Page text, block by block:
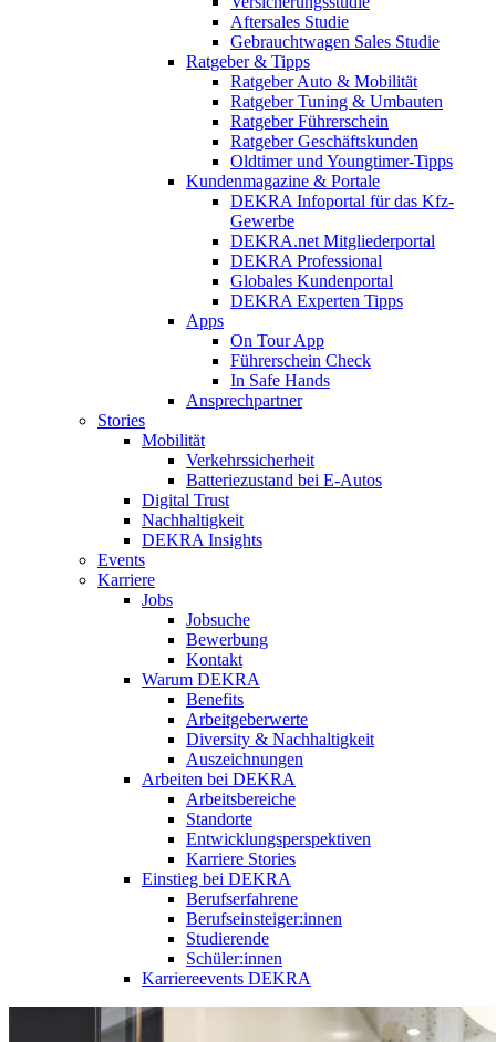
Aftersales Studie
Gebrauchtwagen Sales Studie
Ratgeber & Tipps
Ratgeber Auto & Mobilität
Ratgeber Tuning & Umbauten
Ratgeber Führerschein
Ratgeber Geschäftskunden
Oldtimer und Youngtimer-Tipps
Kundenmagazine & Portale
DEKRA Infoportal für das Kfz-
Gewerbe
DEKRA.net Mitgliederportal
DEKRA Professional
Globales Kundenportal
DEKRA Experten Tipps
Apps
On Tour App
Führerschein Check
In Safe Hands
Ansprechpartner
Stories
Mobilität
Verkehrssicherheit
Batteriezustand bei E-Autos
Digital Trust
Nachhaltigkeit
DEKRA Insights
Events
Karriere
Jobs
Jobsuche
Bewerbung
Kontakt
Warum DEKRA
Benefits
Arbeitgeberwerte
Diversity & Nachhaltigkeit
Auszeichnungen
Arbeiten bei DEKRA
Arbeitsbereiche
Standorte
Entwicklungsperspektiven
Karriere Stories
Einstieg bei DEKRA
Berufserfahrene
Berufseinsteiger:innen
Studierende
Schüler:innen
Karriereevents DEKRA